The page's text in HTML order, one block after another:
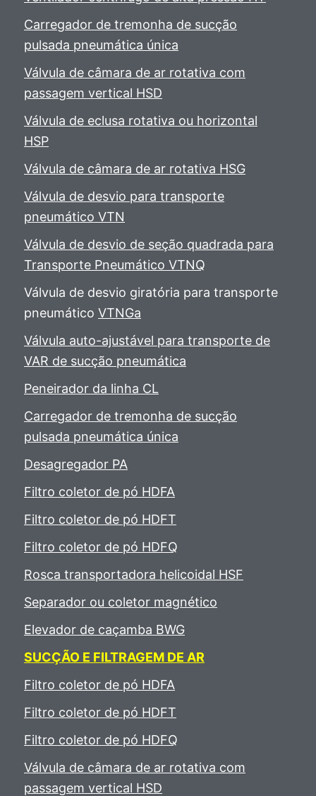
Carregador de tremonha de sucção
pulsada pneumática única
Válvula de câmara de ar rotativa com
passagem vertical HSD
Válvula de eclusa rotativa ou horizontal
HSP
Válvula de câmara de ar rotativa HSG
Válvula de desvio para transporte
pneumático VTN
Válvula de desvio de seção quadrada para
Transporte Pneumático VTNQ
Válvula de desvio giratória para transporte
pneumático VTNGa
Válvula auto-ajustável para transporte de
VAR de sucção pneumática
Peneirador da linha CL
Carregador de tremonha de sucção
pulsada pneumática única
Desagregador PA
Filtro coletor de pó HDFA
Filtro coletor de pó HDFT
Filtro coletor de pó HDFQ
Rosca transportadora helicoidal HSF
Separador ou coletor magnético
Elevador de caçamba BWG
SUCÇÃO E FILTRAGEM DE AR
Filtro coletor de pó HDFA
Filtro coletor de pó HDFT
Filtro coletor de pó HDFQ
Válvula de câmara de ar rotativa com
passagem vertical HSD